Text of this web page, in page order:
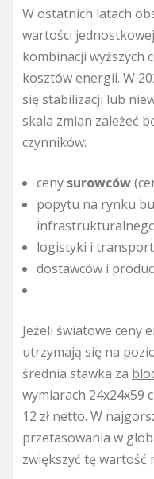
W ostatnich latach
wartości
kombinacji wyższych
kosztów energii. W
się stabilizacji lub
skala zmian zależeć
czynników:
ceny surowców
popytu na rynku
logistyki i
dostawców i
Jeżeli światowe ceny
utrzymają się na
średnia stawka za
wymiarach 24x24x59
12 zł netto. W
przetasowania w
zwiększyć tę wartość